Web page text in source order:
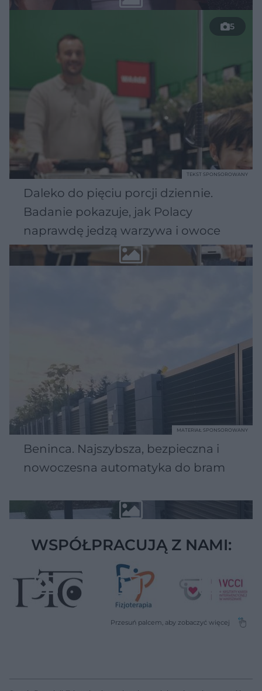
5
Daleko do pięciu porcji dziennie.
Badanie pokazuje, jak Polacy
naprawdę jedzą warzywa i owoce
TEKST SPONSOROWANY
Beninca. Najszybsza, bezpieczna i
nowoczesna automatyka do bram
MATERIAŁ SPONSOROWANY
WSPÓŁPRACUJĄ Z NAMI: